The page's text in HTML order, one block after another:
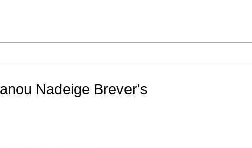
Nadeige Brever's